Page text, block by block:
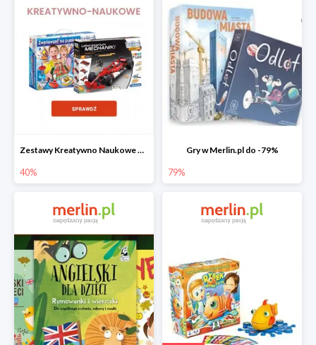
Zestawy Kreatywno Naukowe do -40%
40%
Gry w Merlin.pl do -79%
79%